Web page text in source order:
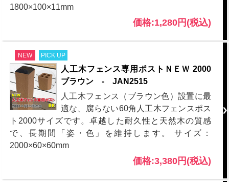
1800×100×11mm
価格:1,280円(税込)
NEW PICK UP
人工木フェンス専用ポストＮＥＷ 2000
ブラウン - JAN2515
人工木フェンス（ブラウン色）設置に最
適な、腐らない60角人工木フェンスポス
ト2000サイズです。卓越した耐久性と天然木の質感
で、長期間「姿・色」を維持します。 サイズ：
2000×60×60mm
価格:3,380円(税込)